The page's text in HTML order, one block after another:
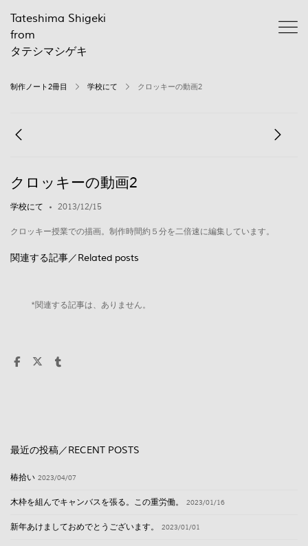
Tateshima Shigeki
from
タテシマシゲキ
制作ノート2冊目 学校にて クロッキーの動画2
クロッキーの動画2
学校にて 2013/12/15
クロッキー授業での描画。制作時間約５分を二倍速に編集しています。
関連する記事／Related posts
*関連する記事は、ありません。
最近の投稿／RECENT POSTS
椿拾い 2023/04/07
木枠を組んでキャンバスを張る。この重労働。 2023/01/16
新年あけましておめでとうございます。 2023/01/01